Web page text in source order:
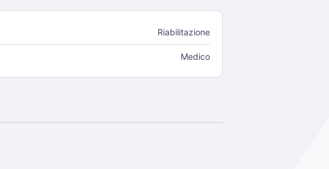
Riabilitazione
Medico